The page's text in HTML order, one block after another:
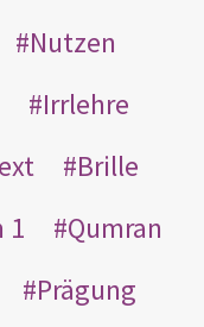
Nutzen
Irrlehre
Brille
1
Qumran
Prägung